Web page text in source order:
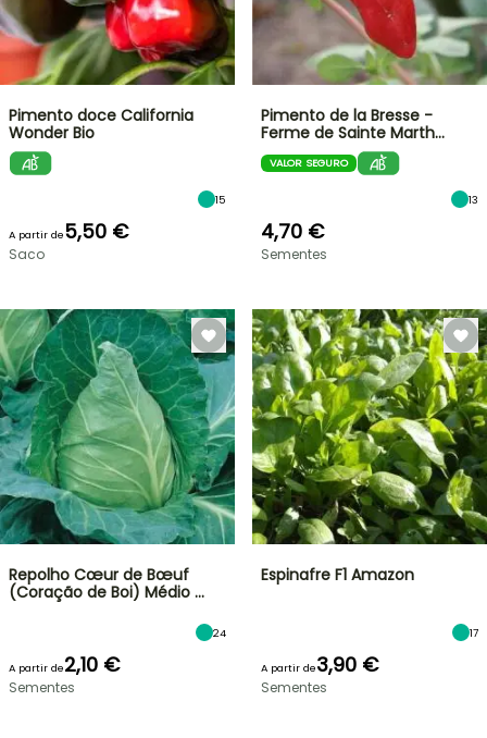
Pimento doce California
Wonder Bio
15
A partir de5,50 €
Saco
Pimento de la Bresse -
Ferme de Sainte Marth…
VALOR SEGURO
13
4,70 €
Sementes
Repolho Cœur de Bœuf
(Coração de Boi) Médio …
24
A partir de2,10 €
Sementes
Espinafre F1 Amazon
17
A partir de3,90 €
Sementes